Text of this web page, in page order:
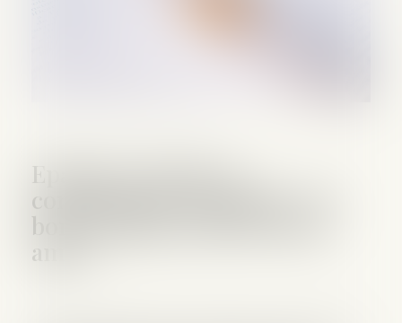
Epargne retraite et
communauté conjugale : les
amis !